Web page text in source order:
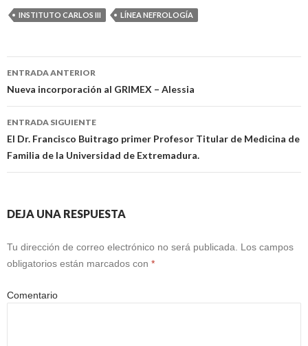
INSTITUTO CARLOS III LÍNEA NEFROLOGÍA
Navegación
de
entradas
ENTRADA ANTERIOR
Nueva incorporación al GRIMEX – Alessia
ENTRADA SIGUIENTE
El Dr. Francisco Buitrago primer Profesor Titular de Medicina de
Familia de la Universidad de Extremadura.
DEJA UNA RESPUESTA
Tu dirección de correo electrónico no será publicada.
Los campos
obligatorios están marcados con *
Comentario